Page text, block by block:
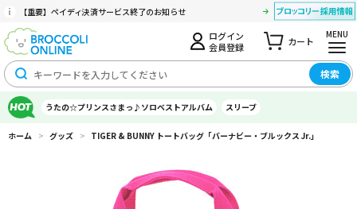
【重要】ペイディ決済サービス終了のお知らせ
ログイン
会員登録
カート
MENU
検索
うたの☆プリンスさまっ♪ソロベストアルバム スリーブ
ホーム > グッズ > TIGER & BUNNY トートバッグ「バーナビー・ブルックス Jr.」